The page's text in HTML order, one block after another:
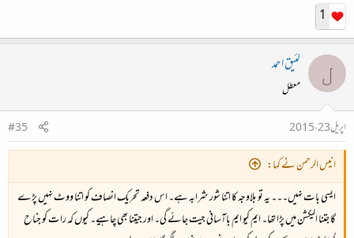
1
ل لئیق احمد
معطل
اپریل 23، 2015
#35
انیس الرحمن نے کہا:
ایسی بات نہیں۔۔۔ یہ تو بلاوجہ کا اتنا شور شرابہ ہے۔ اس دفعہ تحریک انصاف کو اتنا ووٹ نہیں پڑے
گا جتنا الیکشن میں پڑا تھا۔ ایم کیو ایم باآسانی جیت جائے گی۔ اور جیتنا بھی چاہیے۔ کیوں کہ رات کو جناح